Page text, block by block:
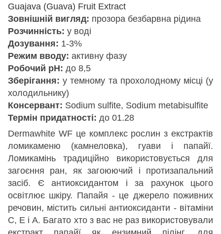
Guajava (Guava) Fruit Extract
Зовнішній вигляд: прозора безбарвна рідина
Розчинність: у воді
Дозування: 1-3%
Режим вводу: активну фазу
Робочий рН: до 8,5
Зберігання: у темному та прохолодному місці (у
холодильнику)
Консервант: Sodium sulfite, Sodium metabisulfite
Термін придатності: до 01.28
Dermawhite WF це комплекс рослин з екстрактів
ломикаменю (камнеловка), гуави і папайї.
Ломикамінь традиційно використовується для
загоєння ран, як загоюючий і протизапальний
засіб. Є антиоксидантом і за рахунок цього
освітлює шкіру. Папайя - це джерело поживних
речовин, містить сильні антиоксиданти - вітаміни
С, Е і А. Багато хто з вас не раз використовували